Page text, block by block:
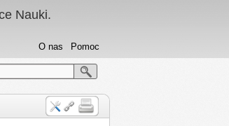
Nauki.
Pomoc
O nas